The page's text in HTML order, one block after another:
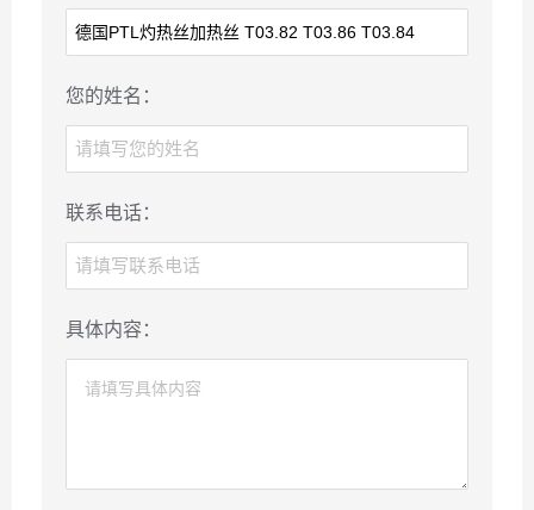
您的姓名：
联系电话：
具体内容：